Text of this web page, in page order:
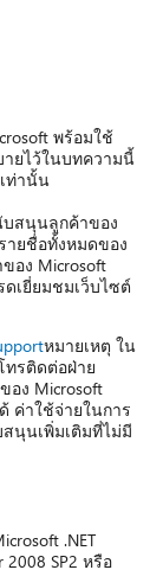
พร้อมใช้
ยไว้ในบทความนี้
ท่านั้น
บสนุนลูกค้าของ
ายชื่อทั้งหมดของ
อง Microsoft
เยี่ยมชมเว็บไซต์
หมายเหตุ ใน
ทรติดต่อฝ่าย
ง Microsoft
ค่าใช้จ่ายในการ
นุนเพิ่มเติมที่ไม่มี
.NET
2008 SP2 หรือ